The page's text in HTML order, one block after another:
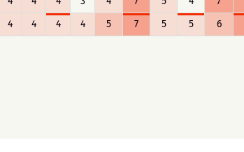
4 4 4 4 5 7 5 5 6